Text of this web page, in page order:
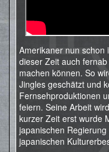
Amerikaner nun schon
dieser Zeit auch
machen können. So
Jingles geschätzt und
Fernsehproduktionen
feiern. Seine Arbeit
kurzer Zeit erst wurde
japanischen
japanischen